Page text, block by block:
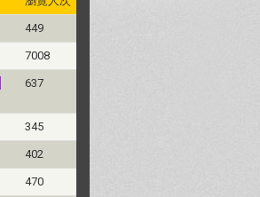
449
7008
637
345
402
470